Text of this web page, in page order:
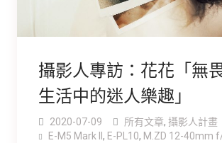
攝影人專訪：花花「無
生活中的迷人樂趣」
2020-07-09 所有文章, 攝影人計畫
E-M5 Mark ll , E-PL10, M.ZD 12-40mm